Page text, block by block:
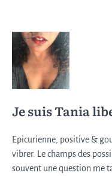
Je suis Tania
Epicurienne, positive &
vibrer. Le champs des
souvent une question me